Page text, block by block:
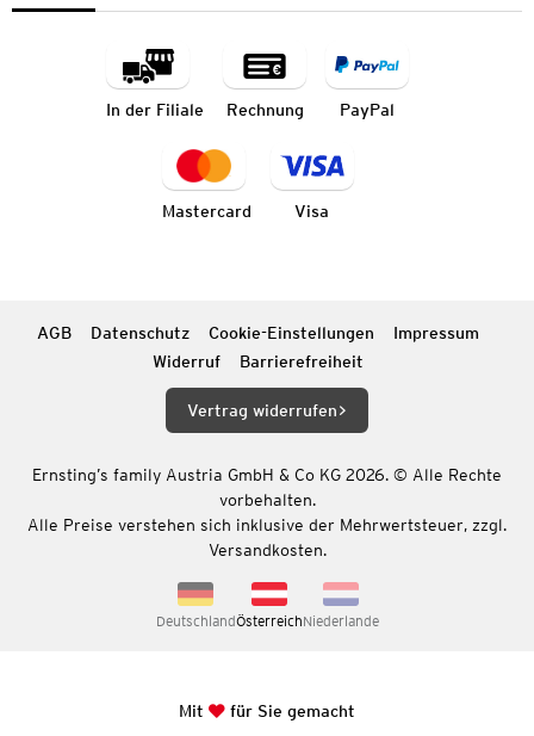
In der Filiale Rechnung PayPal
Mastercard Visa
AGB Datenschutz Cookie-Einstellungen
Impressum
Widerruf
Barrierefreiheit
Vertrag widerrufen
Ernsting’s family Austria GmbH & Co KG 2026. © Alle Rechte
vorbehalten.
Alle Preise verstehen sich inklusive der Mehrwertsteuer, zzgl.
Versandkosten.
DeutschlandÖsterreichNiederlande
Mit für Sie gemacht